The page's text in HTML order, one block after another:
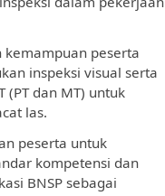
kemampuan peserta
inspeksi visual serta
(PT dan MT) untuk
las.
peserta untuk
kompetensi dan
BNSP sebagai